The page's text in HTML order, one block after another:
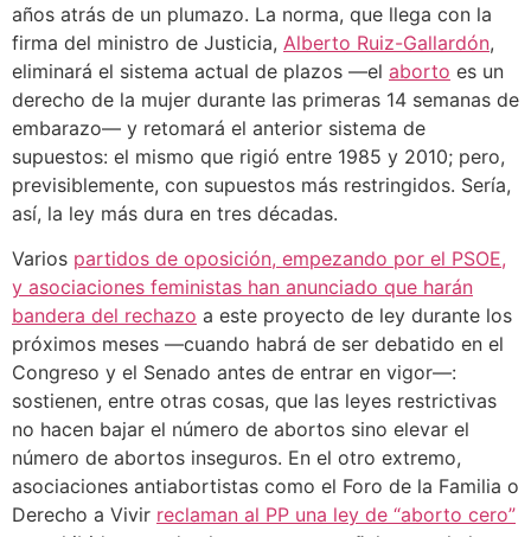
años atrás de un plumazo. La norma, que llega con la
firma del ministro de Justicia, Alberto Ruiz-Gallardón,
eliminará el sistema actual de plazos —el aborto es un
derecho de la mujer durante las primeras 14 semanas de
embarazo— y retomará el anterior sistema de
supuestos: el mismo que rigió entre 1985 y 2010; pero,
previsiblemente, con supuestos más restringidos. Sería,
así, la ley más dura en tres décadas.
Varios partidos de oposición, empezando por el PSOE,
y asociaciones feministas han anunciado que harán
bandera del rechazo a este proyecto de ley durante los
próximos meses —cuando habrá de ser debatido en el
Congreso y el Senado antes de entrar en vigor—:
sostienen, entre otras cosas, que las leyes restrictivas
no hacen bajar el número de abortos sino elevar el
número de abortos inseguros. En el otro extremo,
asociaciones antiabortistas como el Foro de la Familia o
Derecho a Vivir reclaman al PP una ley de “aborto cero”